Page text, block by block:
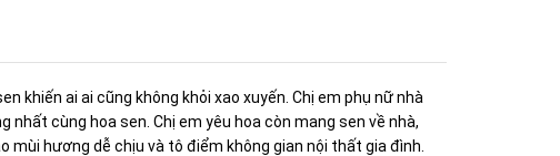
khiến ai ai cũng không khỏi xao xuyến. Chị em phụ nữ nhà
cùng hoa sen. Chị em yêu hoa còn mang sen về nhà,
hương dễ chịu và tô điểm không gian nội thất gia đình.